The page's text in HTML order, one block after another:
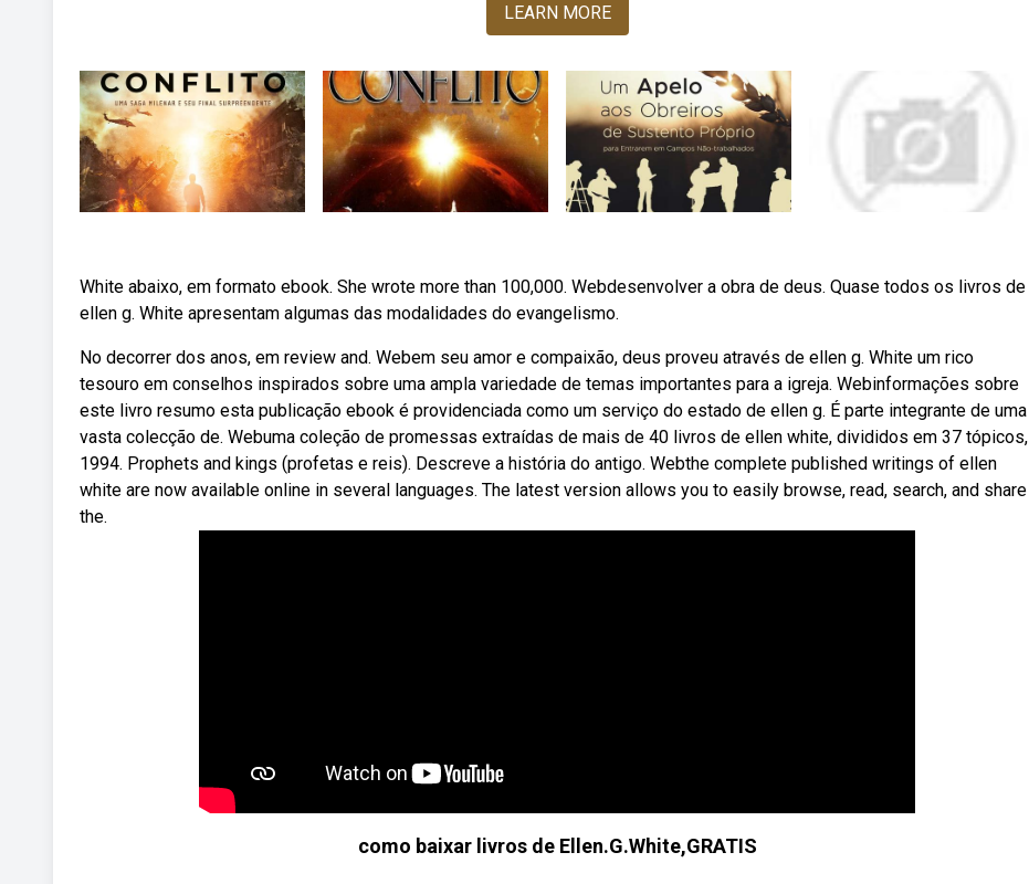
LEARN MORE
White abaixo, em formato ebook. She wrote more than 100,000. Webdesenvolver a obra de deus. Quase todos os livros de
ellen g. White apresentam algumas das modalidades do evangelismo.
No decorrer dos anos, em review and. Webem seu amor e compaixão, deus proveu através de ellen g. White um rico
tesouro em conselhos inspirados sobre uma ampla variedade de temas importantes para a igreja. Webinformações sobre
este livro resumo esta publicação ebook é providenciada como um serviço do estado de ellen g. É parte integrante de uma
vasta colecção de. Webuma coleção de promessas extraídas de mais de 40 livros de ellen white, divididos em 37 tópicos,
1994. Prophets and kings (profetas e reis). Descreve a história do antigo. Webthe complete published writings of ellen
white are now available online in several languages. The latest version allows you to easily browse, read, search, and share
the.
como baixar livros de Ellen.G.White,GRATIS